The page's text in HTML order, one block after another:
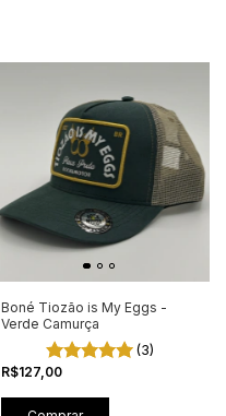
Boné Tiozão is My Eggs -
Verde Camurça
(3)
R$127,00